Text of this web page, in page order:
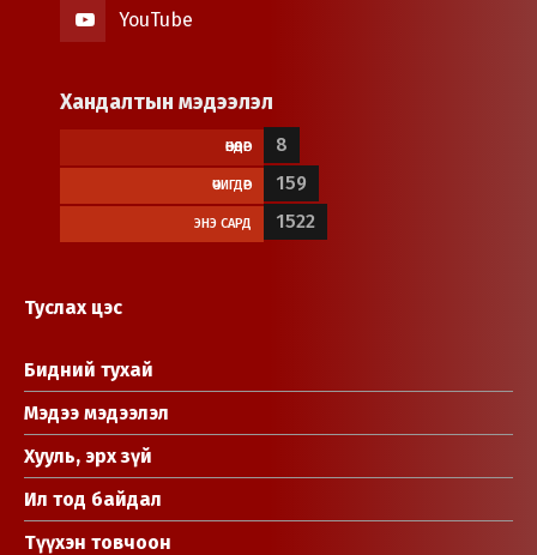
YouTube
Хандалтын мэдээлэл
ӨНӨӨДӨР 8
ӨЧИГДӨР 159
ЭНЭ САРД 1522
Туслах цэс
Бидний тухай
Мэдээ мэдээлэл
Хууль, эрх зүй
Ил тод байдал
Түүхэн товчоон